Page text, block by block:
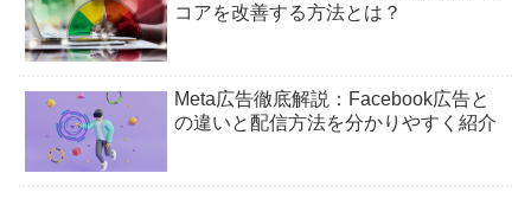
コアを改善する方法とは？
Meta広告徹底解説：Facebook広告と
の違いと配信方法を分かりやすく紹介